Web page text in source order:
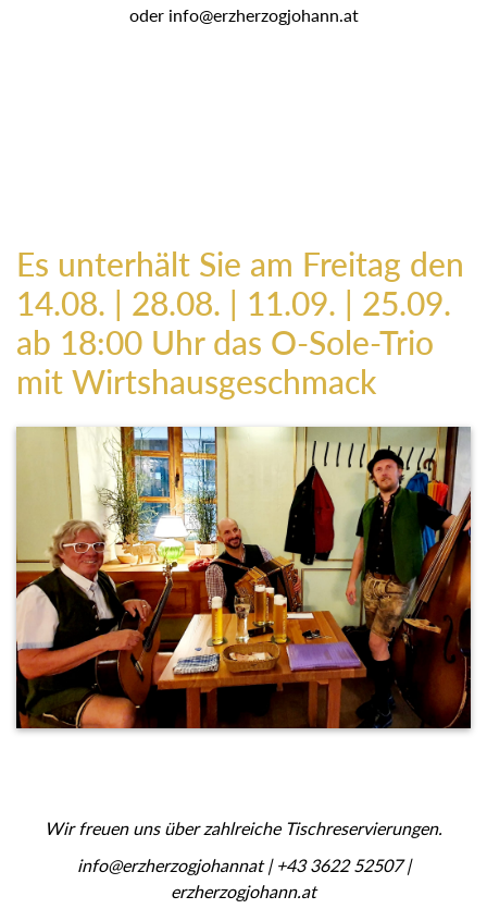
oder info@erzherzogjohann.at
Es unterhält Sie am Freitag den
14.08. | 28.08. | 11.09. | 25.09.
ab 18:00 Uhr das O-Sole-Trio
mit Wirtshausgeschmack
Wir freuen uns über zahlreiche Tischreservierungen.
info@erzherzogjohannat | +43 3622 52507 |
erzherzogjohann.at